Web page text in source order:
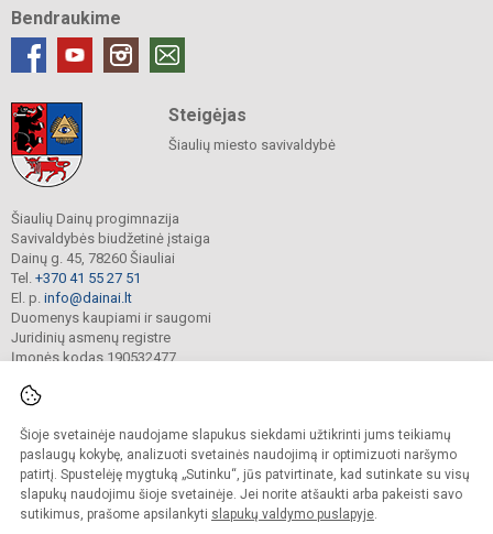
Šioje svetainėje naudojame slapukus siekdami užtikrinti jums teikiamų
paslaugų kokybę, analizuoti svetainės naudojimą ir optimizuoti naršymo
patirtį. Spustelėję mygtuką „Sutinku“, jūs patvirtinate, kad sutinkate su visų
slapukų naudojimu šioje svetainėje. Jei norite atšaukti arba pakeisti savo
sutikimus, prašome apsilankyti slapukų valdymo puslapyje.
Bendraukime
Steigėjas
Šiaulių miesto savivaldybė
Šiaulių Dainų progimnazija
Savivaldybės biudžetinė įstaiga
Dainų g. 45, 78260 Šiauliai
Tel. +370 41 55 27 51
El. p. info@dainai.lt
Duomenys kaupiami ir saugomi
Juridinių asmenų registre
Įmonės kodas 190532477
© 2023. Šiaulių Dainų progimnazija. Visos teisės saugomos.
Kopijuoti turinį be raštiško gimnazijos sutikimo griežtai draudžiama.
Prieinamumo paraiška Slapukų politika
Sumanus būdas atnaujinti